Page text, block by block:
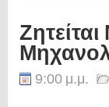
9:00 μ.μ.